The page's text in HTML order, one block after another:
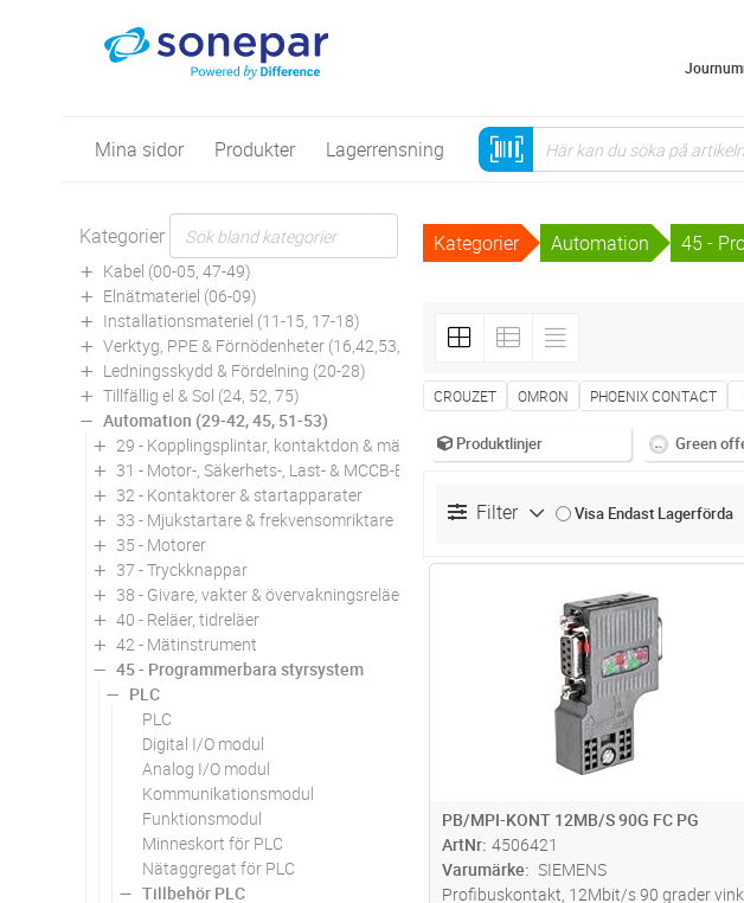
Mina sidor Produkter Lagerrensning
Kategorier
Kabel (00-05, 47-49)
Elnätmateriel (06-09)
Installationsmateriel (11-15, 17-18)
Verktyg, PPE & Förnödenheter (16,42,53,94)
Ledningsskydd & Fördelning (20-28)
Tillfällig el & Sol (24, 52, 75)
Automation (29-42, 45, 51-53)
29 - Kopplingsplintar, kontaktdon & märkning
31 - Motor-, Säkerhets-, Last- & MCCB-Brytare
32 - Kontaktorer & startapparater
33 - Mjukstartare & frekvensomriktare
35 - Motorer
37 - Tryckknappar
38 - Givare, vakter & övervakningsreläer
40 - Reläer, tidreläer
42 - Mätinstrument
45 - Programmerbara styrsystem
PLC
PLC
Digital I/O modul
Analog I/O modul
Kommunikationsmodul
Funktionsmodul
Minneskort för PLC
Nätaggregat för PLC
Tillbehör PLC
Kategorier Automation 45 -
CROUZET OMRON PHOENIX CONTACT
Produktlinjer Green
Filter Visa Endast Lagerförda
Lägg i kundvagn
PB/MPI-KONT 12MB/S 90G FC PG
ArtNr 4506421
Varumärke
SIEMENS
Profibuskontakt, 12Mbit/s 90 grader